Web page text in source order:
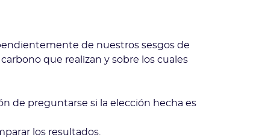
de nuestros sesgos de
que realizan y sobre los cuales
de preguntarse si la elección hecha es
los resultados.